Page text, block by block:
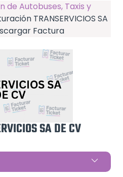
de Autobuses, Taxis y
TRANSERVICIOS SA
Factura
SA DE CV